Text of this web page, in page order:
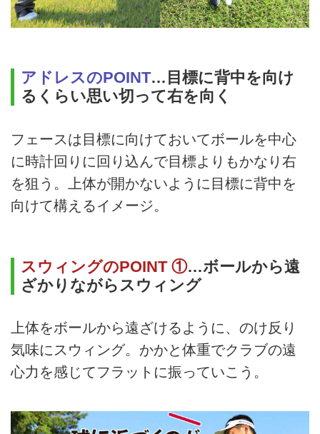
アドレスのPOINT…目標に背中を向け
るくらい思い切って右を向く
フェースは目標に向けておいてボールを中心
に時計回りに回り込んで目標よりもかなり右
を狙う。上体が開かないように目標に背中を
向けて構えるイメージ。
スウィングのPOINT ①…ボールから遠
ざかりながらスウィング
上体をボールから遠ざけるように、のけ反り
気味にスウィング。かかと体重でクラブの遠
心力を感じてフラットに振っていこう。